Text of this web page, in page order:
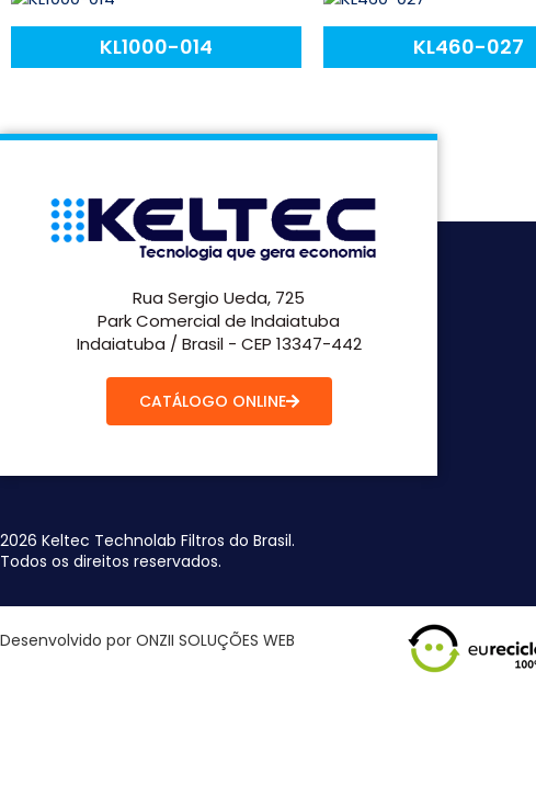
KL1000-014 KL460-027
Rua Sergio Ueda, 725
Park Comercial de Indaiatuba
Indaiatuba / Brasil - CEP 13347-442
CATÁLOGO ONLINE
2026 Keltec Technolab Filtros do Brasil.
Todos os direitos reservados.
Desenvolvido por ONZII SOLUÇÕES WEB